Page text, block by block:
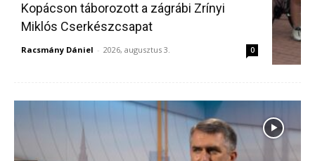
Kopácson táborozott a zágrábi Zrínyi
Miklós Cserkészcsapat
Racsmány Dániel - 2026, augusztus 3. 0